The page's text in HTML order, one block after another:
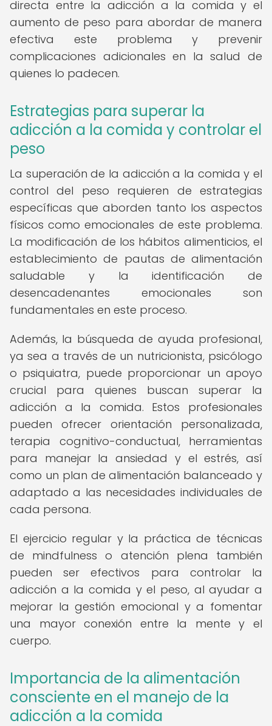
directa entre la adicción a la comida y el
aumento de peso para abordar de manera
efectiva este problema y prevenir
complicaciones adicionales en la salud de
quienes lo padecen.
Estrategias para superar la
adicción a la comida y controlar el
peso
La superación de la adicción a la comida y el
control del peso requieren de estrategias
específicas que aborden tanto los aspectos
físicos como emocionales de este problema.
La modificación de los hábitos alimenticios, el
establecimiento de pautas de alimentación
saludable y la identificación de
desencadenantes emocionales son
fundamentales en este proceso.
Además, la búsqueda de ayuda profesional,
ya sea a través de un nutricionista, psicólogo
o psiquiatra, puede proporcionar un apoyo
crucial para quienes buscan superar la
adicción a la comida. Estos profesionales
pueden ofrecer orientación personalizada,
terapia cognitivo-conductual, herramientas
para manejar la ansiedad y el estrés, así
como un plan de alimentación balanceado y
adaptado a las necesidades individuales de
cada persona.
El ejercicio regular y la práctica de técnicas
de mindfulness o atención plena también
pueden ser efectivos para controlar la
adicción a la comida y el peso, al ayudar a
mejorar la gestión emocional y a fomentar
una mayor conexión entre la mente y el
cuerpo.
Importancia de la alimentación
consciente en el manejo de la
adicción a la comida